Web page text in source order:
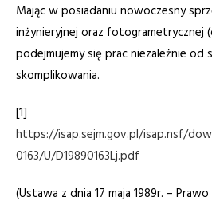
Mając w posiadaniu nowoczesny
inżynieryjnej oraz fotogrametrycznej
podejmujemy się prac niezależnie od
skomplikowania.
[1]
https://isap.sejm.gov.pl/isap.nsf/
0163/U/D19890163Lj.pdf
(Ustawa z dnia 17 maja 1989r. –